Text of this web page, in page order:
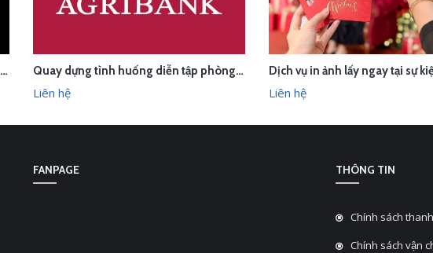
Thu âm quảng cáo chương trình lễ hội cho Owen Bắc Giang LIÊN HỆ XEM NHANH
Quay dựng tình huống diễn tập phòng chống cướp ngân hàng
Liên hệ
LIÊN HỆ XEM
Liên hệ
FANPAGE THÔNG TIN
Chính sách
Chính sách vận